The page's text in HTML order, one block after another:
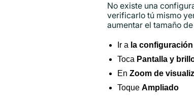
No existe una
verificarlo tú mismo
aumentar el tamaño
Ir a la configuración
Toca Pantalla y
En Zoom de
Toque Ampliado